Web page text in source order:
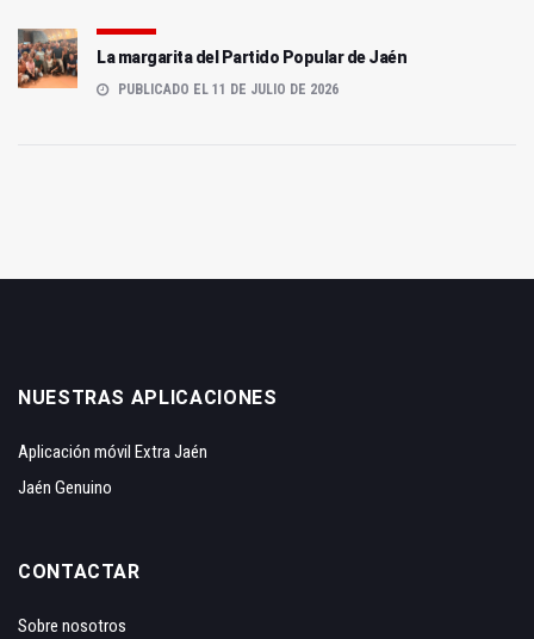
La margarita del Partido Popular de Jaén
PUBLICADO EL 11 DE JULIO DE 2026
NUESTRAS APLICACIONES
Aplicación móvil Extra Jaén
Jaén Genuino
CONTACTAR
Sobre nosotros